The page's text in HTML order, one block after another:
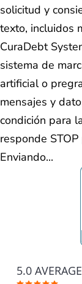
solicitud y
texto, incluidos
CuraDebt
sistema de
artificial o
mensajes y
condición para
responde
Enviando...
5.0 AVERAGE